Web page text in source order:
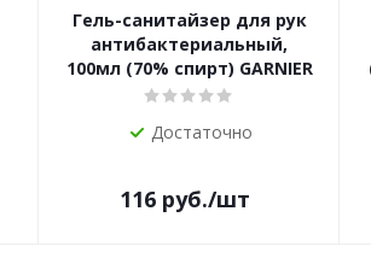
Гель-санитайзер для рук
антибактериальный,
100мл (70% спирт) GARNIER
Достаточно
116 руб./шт